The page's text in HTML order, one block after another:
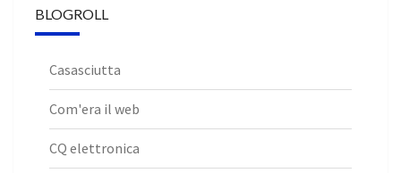
BLOGROLL
Casasciutta
Com'era il web
CQ elettronica